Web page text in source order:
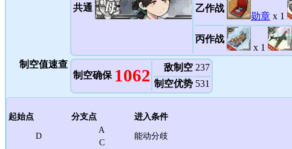
共通 乙作战
勋章 x 1
丙作战
x 1
制空值速查
制空确保 1062 敌制空 237
制空优势 531
起始点
分支点
进入条件
D
A
能动分歧
C